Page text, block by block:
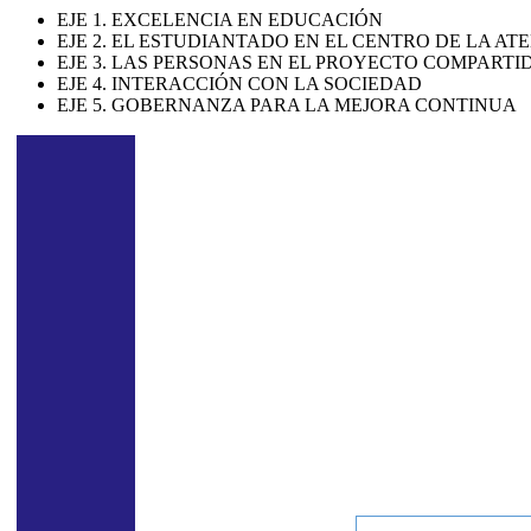
EJE 1. EXCELENCIA EN EDUCACIÓN
EJE 2. EL ESTUDIANTADO EN EL CENTRO DE LA
EJE 3. LAS PERSONAS EN EL PROYECTO
EJE 4. INTERACCIÓN CON LA SOCIEDAD
EJE 5. GOBERNANZA PARA LA MEJORA CONTINUA